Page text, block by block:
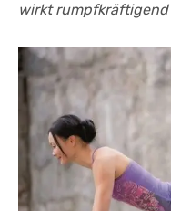
wirkt rumpfkräftigend